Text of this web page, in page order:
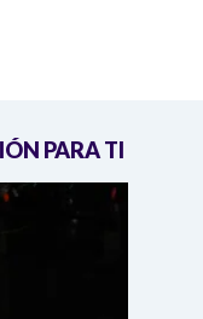
PARA TI